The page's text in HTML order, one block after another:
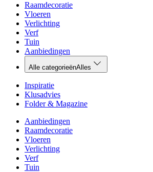
Raamdecoratie
Vloeren
Verlichting
Verf
Tuin
Aanbiedingen
Alle categorieënAlles
Inspiratie
Klusadvies
Folder & Magazine
Aanbiedingen
Raamdecoratie
Vloeren
Verlichting
Verf
Tuin